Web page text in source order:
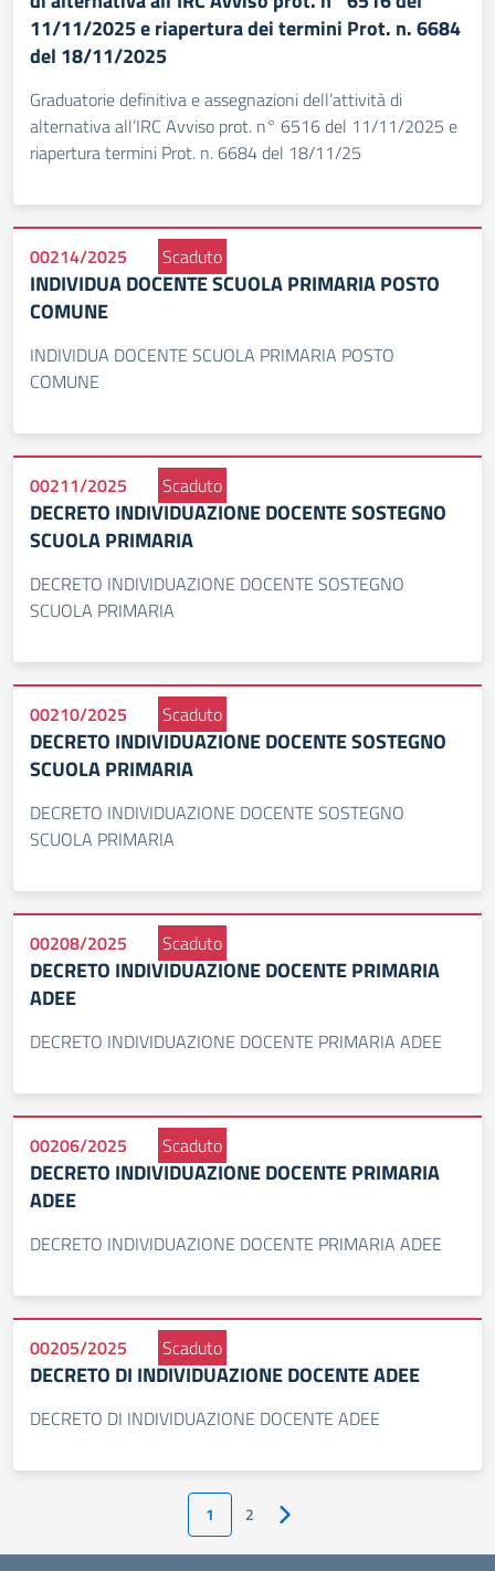
11/11/2025 e riapertura dei termini Prot. n. 6684
del 18/11/2025
Graduatorie definitiva e assegnazioni dell’attività di
alternativa all’IRC Avviso prot. n° 6516 del 11/11/2025 e
riapertura termini Prot. n. 6684 del 18/11/25
00214/2025 Scaduto
INDIVIDUA DOCENTE SCUOLA PRIMARIA POSTO
COMUNE
INDIVIDUA DOCENTE SCUOLA PRIMARIA POSTO
COMUNE
00211/2025 Scaduto
DECRETO INDIVIDUAZIONE DOCENTE SOSTEGNO
SCUOLA PRIMARIA
DECRETO INDIVIDUAZIONE DOCENTE SOSTEGNO
SCUOLA PRIMARIA
00210/2025 Scaduto
DECRETO INDIVIDUAZIONE DOCENTE SOSTEGNO
SCUOLA PRIMARIA
DECRETO INDIVIDUAZIONE DOCENTE SOSTEGNO
SCUOLA PRIMARIA
00208/2025 Scaduto
DECRETO INDIVIDUAZIONE DOCENTE PRIMARIA
ADEE
DECRETO INDIVIDUAZIONE DOCENTE PRIMARIA ADEE
00206/2025 Scaduto
DECRETO INDIVIDUAZIONE DOCENTE PRIMARIA
ADEE
DECRETO INDIVIDUAZIONE DOCENTE PRIMARIA ADEE
00205/2025 Scaduto
DECRETO DI INDIVIDUAZIONE DOCENTE ADEE
DECRETO DI INDIVIDUAZIONE DOCENTE ADEE
1 2 Pagina successiva